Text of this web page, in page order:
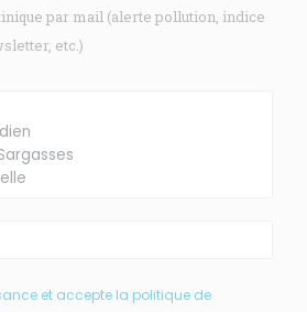
par mail (alerte pollution, indice
etc.)
et accepte la politique de